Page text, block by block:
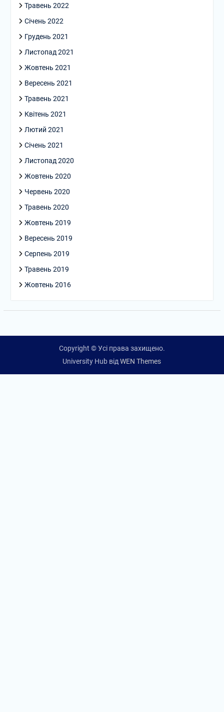
Травень 2022
Січень 2022
Грудень 2021
Листопад 2021
Жовтень 2021
Вересень 2021
Травень 2021
Квітень 2021
Лютий 2021
Січень 2021
Листопад 2020
Жовтень 2020
Червень 2020
Травень 2020
Жовтень 2019
Вересень 2019
Серпень 2019
Травень 2019
Жовтень 2016
Copyright © Усі права захищено.
University Hub відWEN Themes